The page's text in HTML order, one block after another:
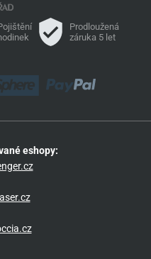
Prodloužená
záruka 5 let
eshopy: